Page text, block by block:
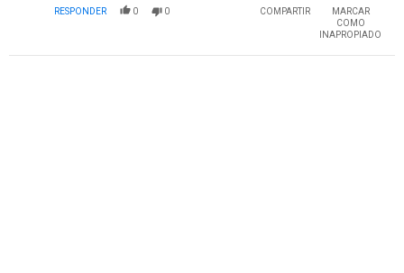
RESPONDER 0 0 COMPARTIR
MARCAR
COMO
INAPROPIADO